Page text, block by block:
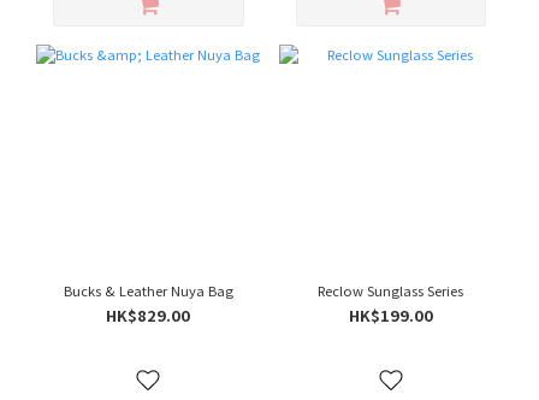
Bucks & Leather Nuya Bag
HK$829.00
Reclow Sunglass Series
HK$199.00